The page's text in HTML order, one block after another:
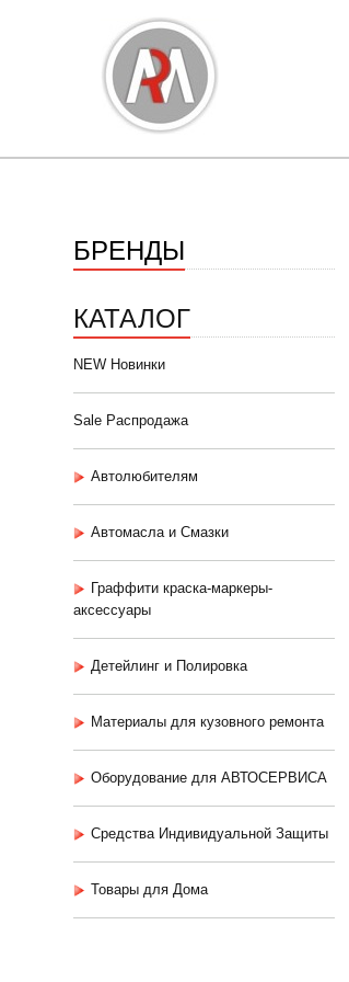
БРЕНДЫ
КАТАЛОГ
NEW Новинки
Sale Распродажа
Автолюбителям
Автомасла и Смазки
Граффити краска-маркеры-
аксессуары
Детейлинг и Полировка
Материалы для кузовного ремонта
Оборудование для АВТОСЕРВИСА
Средства Индивидуальной Защиты
Товары для Дома